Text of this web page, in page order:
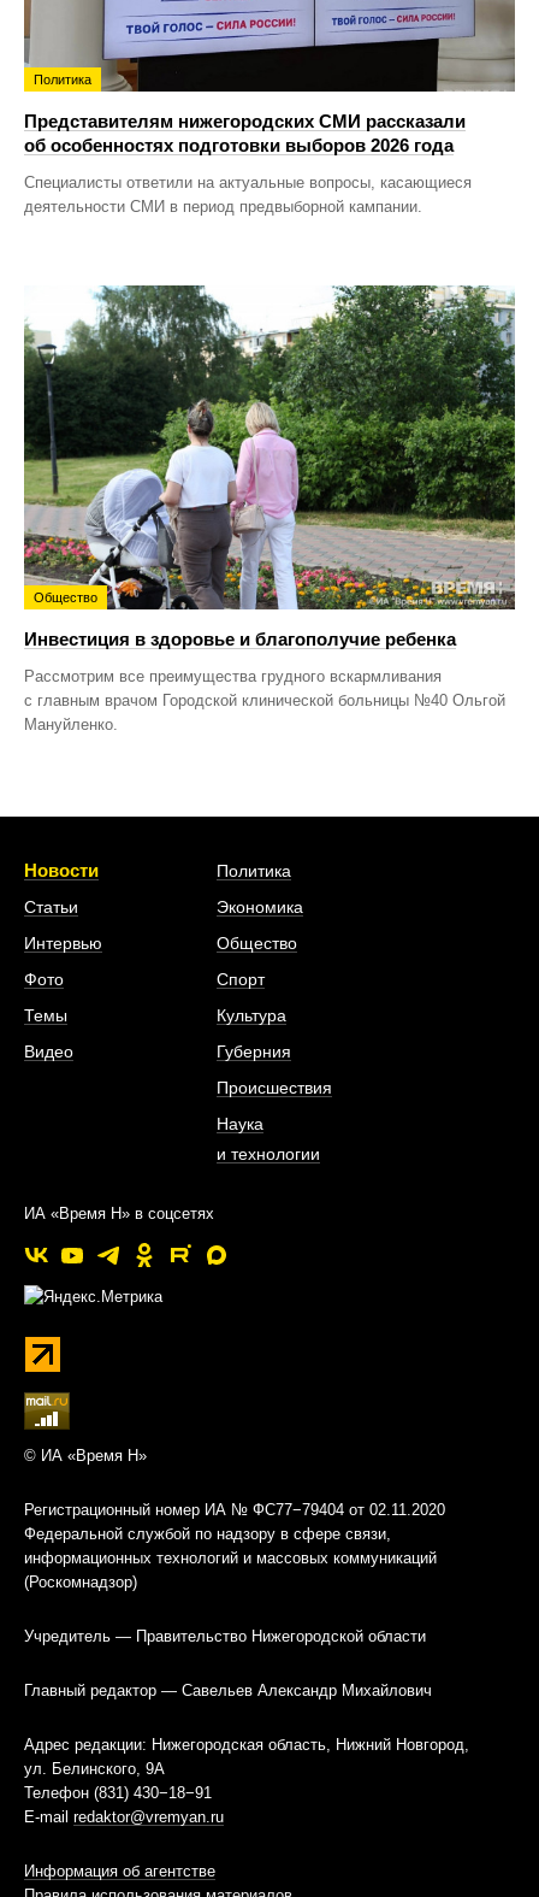
Политика
Представителям нижегородских СМИ рассказали
об особенностях подготовки выборов 2026 года
Специалисты ответили на актуальные вопросы, касающиеся
деятельности СМИ в период предвыборной кампании.
Общество
Инвестиция в здоровье и благополучие ребенка
Рассмотрим все преимущества грудного вскармливания
с главным врачом Городской клинической больницы №40 Ольгой
Мануйленко.
Новости
Статьи
Интервью
Фото
Темы
Видео
Политика
Экономика
Общество
Спорт
Культура
Губерния
Происшествия
Наука
и технологии
ИА «Время Н» в соцсетях
© ИА «Время Н»
Регистрационный номер ИА № ФС77−79404 от 02.11.2020
Федеральной службой по надзору в сфере связи,
информационных технологий и массовых коммуникаций
(Роскомнадзор)
Учредитель — Правительство Нижегородской области
Главный редактор — Савельев Александр Михайлович
Адрес редакции: Нижегородская область, Нижний Новгород,
ул. Белинского, 9А
Телефон (831) 430−18−91
E-mail redaktor@vremyan.ru
Информация об агентстве